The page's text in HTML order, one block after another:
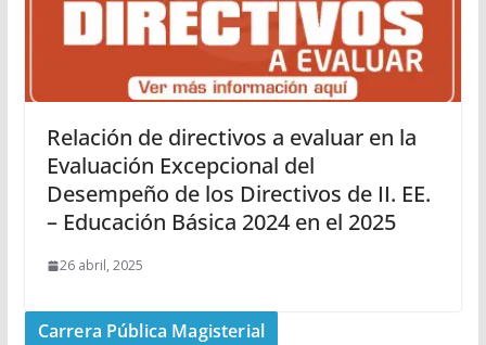
Relación de directivos a evaluar en la
Evaluación Excepcional del
Desempeño de los Directivos de II. EE.
– Educación Básica 2024 en el 2025
26 abril, 2025
Carrera Pública Magisterial